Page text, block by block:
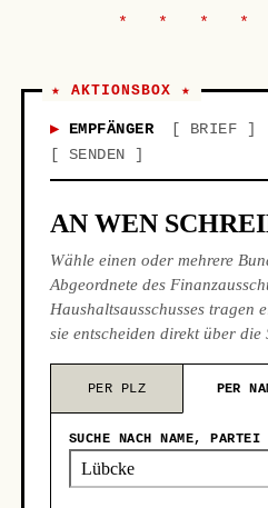
★ AKTIONSBOX ★
EMPFÄNGER BRIEF
SENDEN
AN WEN
Wähle einen oder mehrere
Abgeordnete des
Haushaltsausschusses tragen
sie entscheiden direkt über die
PER PLZ PER
SUCHE NACH NAME, PARTEI